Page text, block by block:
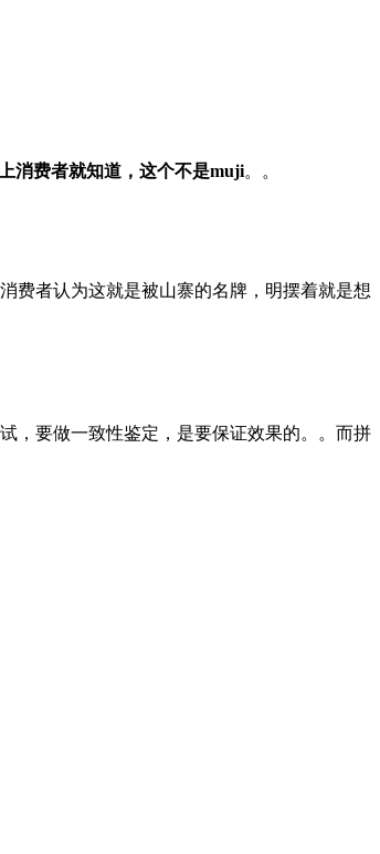
消费者就知道，这个不是muji。。
费者认为这就是被山寨的名牌，明摆着就是想
，要做一致性鉴定，是要保证效果的。。而拼